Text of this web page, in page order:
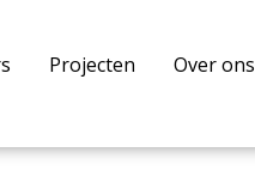
Projecten Over ons